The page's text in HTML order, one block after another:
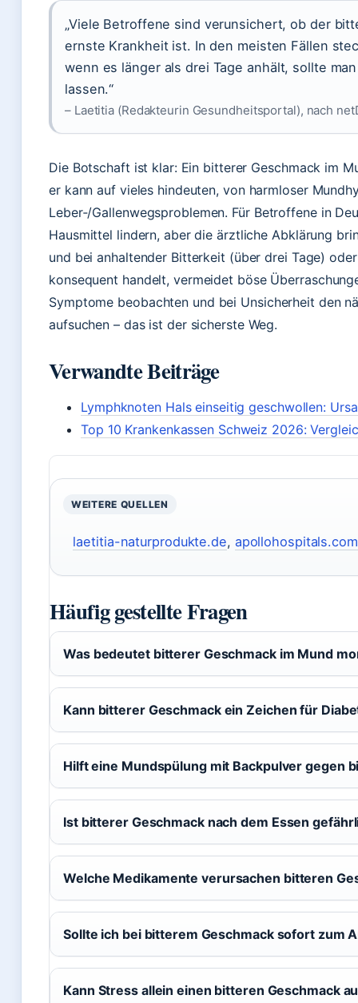
„Viele Betroffene sind verunsichert, ob der
ernste Krankheit ist. In den meisten Fällen
wenn es länger als drei Tage anhält, sollte
lassen.“
– Laetitia (Redakteurin Gesundheitsportal), nach
Die Botschaft ist klar: Ein bitterer Geschmack im
er kann auf vieles hindeuten, von harmloser
Leber‑/Gallenwegsproblemen. Für Betroffene in
Hausmittel lindern, aber die ärztliche Abklärung
und bei anhaltender Bitterkeit (über drei Tage)
konsequent handelt, vermeidet böse
Symptome beobachten und bei Unsicherheit den
aufsuchen – das ist der sicherste Weg.
Verwandte Beiträge
Lymphknoten Hals einseitig geschwollen:
Top 10 Krankenkassen Schweiz 2026:
WEITERE QUELLEN
laetitia-naturprodukte.de, apollohospitals.com
Häufig gestellte Fragen
Was bedeutet bitterer Geschmack im Mund
Kann bitterer Geschmack ein Zeichen für
Hilft eine Mundspülung mit Backpulver gegen
Ist bitterer Geschmack nach dem Essen
Welche Medikamente verursachen bitteren
Sollte ich bei bitterem Geschmack sofort zum
Kann Stress allein einen bitteren Geschmack